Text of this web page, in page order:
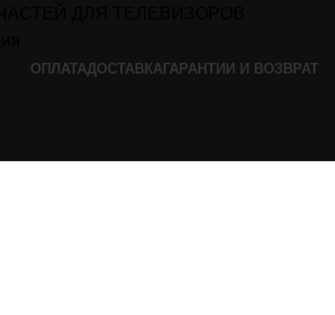
ОПЛАТАДОСТАВКА ГАРАНТИИ И ВОЗВРАТ